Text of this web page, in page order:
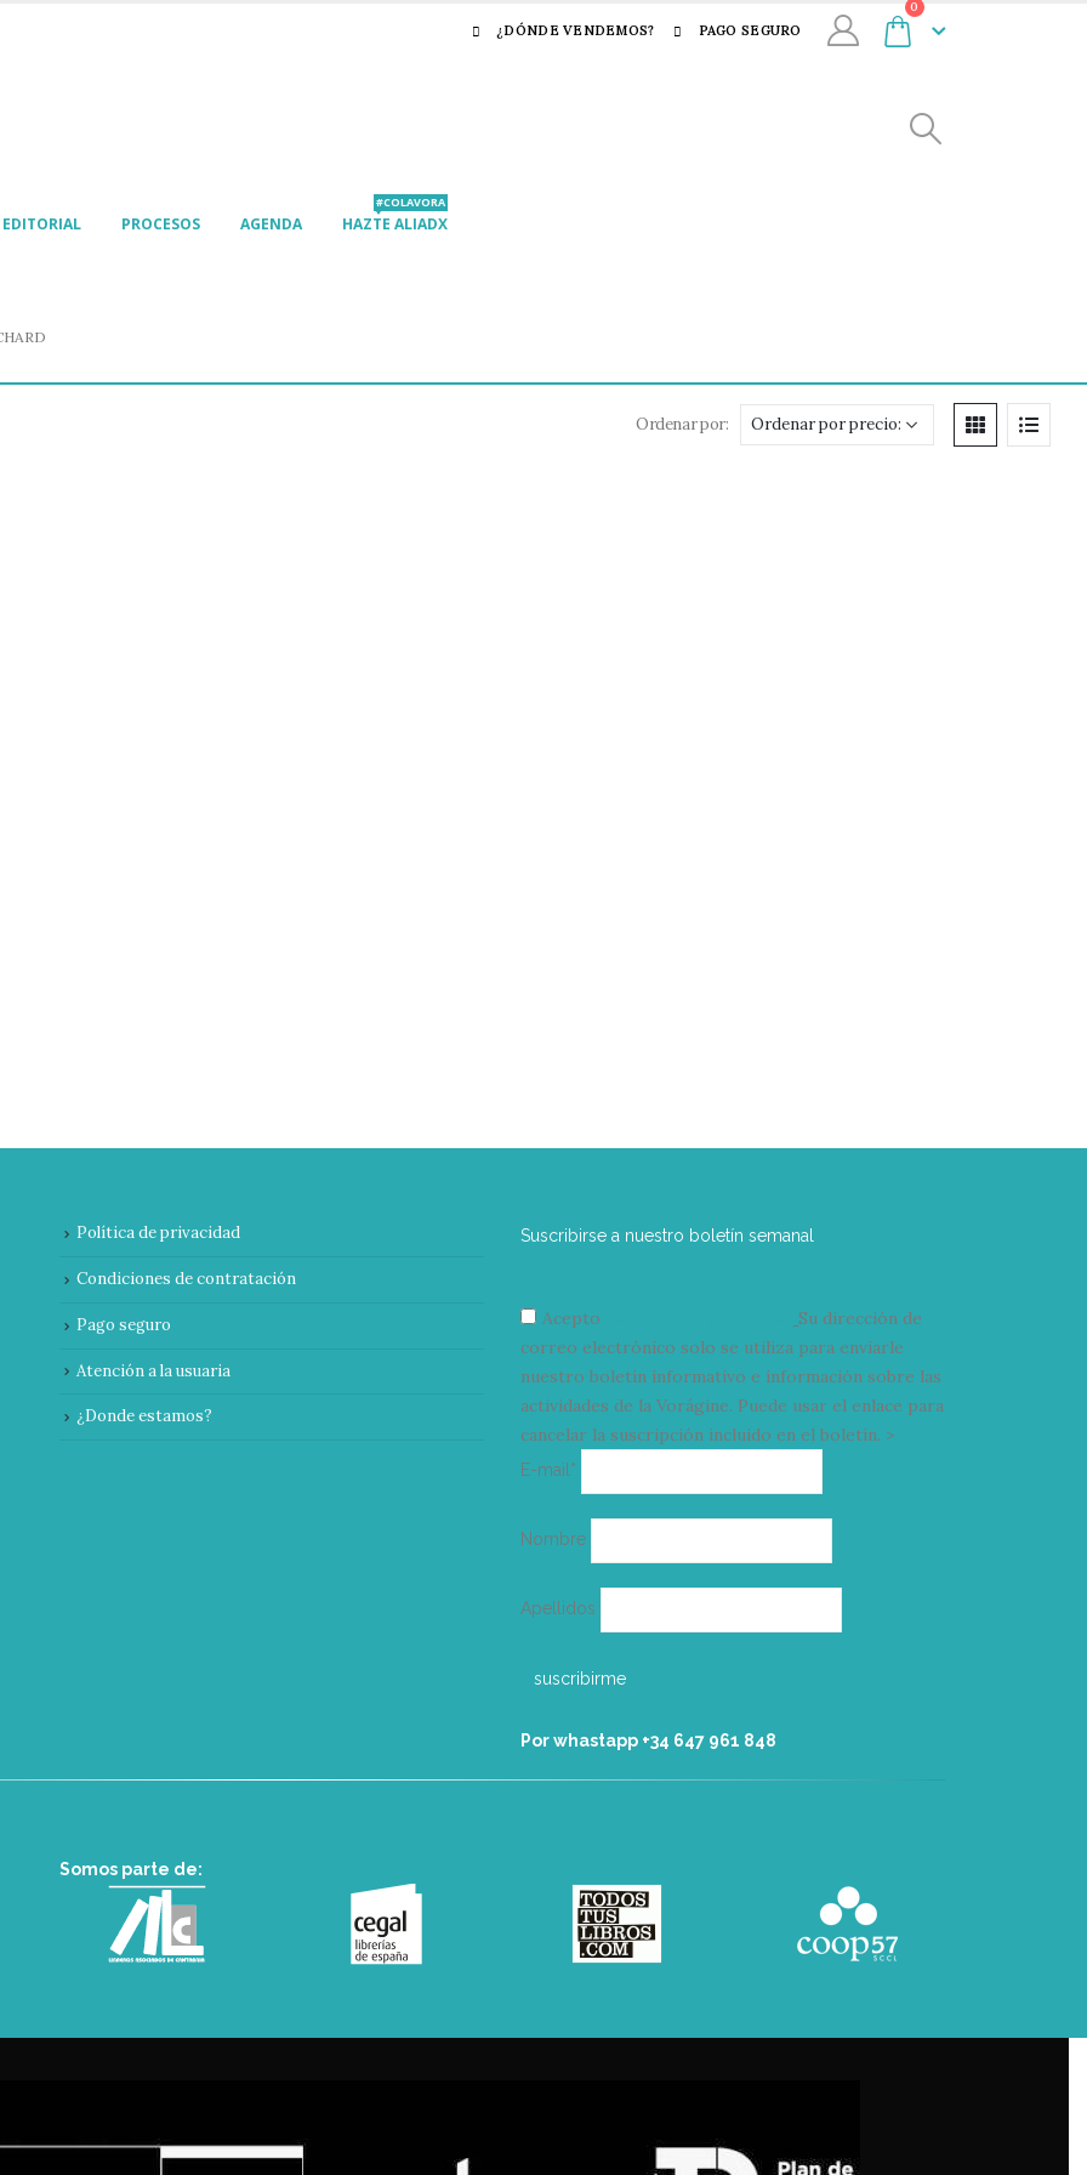
¿DÓNDE VENDEMOS? PAGO SEGURO
0
EDITORIAL PROCESOS AGENDA HAZTE ALIADX
#COLAVORA
Ordenar por:
Política de privacidad
Condiciones de contratación
Pago seguro
Atención a la usuaria
¿Donde estamos?
Suscribirse a nuestro boletín semanal
Acepto
Su dirección de
correo electrónico solo se utiliza para enviarle
nuestro boletín informativo e información sobre las
actividades de la Vorágine. Puede usar el enlace para
cancelar la suscripción incluido en el boletín. >
E-mail*
electrónico
Nombre
Apellidos
Por whastapp +34 ‭647 961 848‬
Somos parte de: